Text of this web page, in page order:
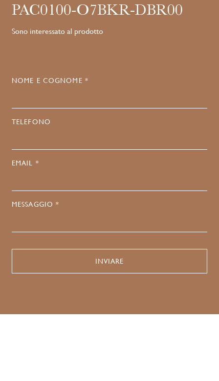
PAC0100-O7BKR-DBR00
Sono interessato al prodotto
NOME E COGNOME *
TELEFONO
EMAIL *
MESSAGGIO *